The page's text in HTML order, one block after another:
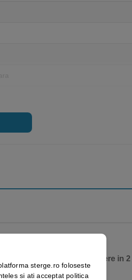
protectie, reglabila, prindere in 2
sterge.ro foloseste
si ati acceptat politica